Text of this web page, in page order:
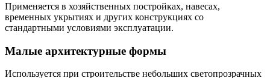
Применяется в хозяйственных постройках, навесах,
временных укрытиях и других конструкциях со
стандартными условиями эксплуатации.
Малые архитектурные формы
Используется при строительстве небольших светопрозрачных